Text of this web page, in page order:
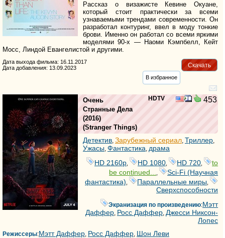
Рассказ о визажисте Кевине Окуане,
который стоит практически за всеми
узнаваемыми трендами современности. Он
разработал контуринг, ввел в моду тонкие
брови. Именно он работал со всеми яркими
моделями 90-х — Наоми Кэмпбелл, Кейт
Мосс, Линдой Евангелистой и другими.
Скачать
Дата выхода фильма: 16.11.2017
Дата добавления: 13.09.2023
В избранное
HDTV 453
Очень
Странные Дела
(2016)
(Stranger Things)
Детектив, Зарубежный сериал, Триллер,
Ужасы, Фантастика, драма
HD 2160р
HD 1080 HD 720
to
be continued...
Sci-Fi (Научная
фантастика)
Параллельные миры
Сверхспособности
Экранизация по произведению:Мэтт
Даффер, Росс Даффер,Джесси Никсон-
Лопес
Режиссеры:Мэтт Даффер, Росс Даффер, Шон Леви